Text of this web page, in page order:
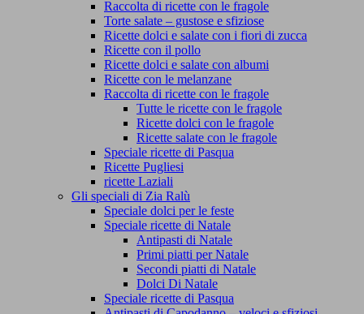
Raccolta di ricette con le fragole
Torte salate – gustose e sfiziose
Ricette dolci e salate con i fiori di zucca
Ricette con il pollo
Ricette dolci e salate con albumi
Ricette con le melanzane
Raccolta di ricette con le fragole
Tutte le ricette con le fragole
Ricette dolci con le fragole
Ricette salate con le fragole
Speciale ricette di Pasqua
Ricette Pugliesi
ricette Laziali
Gli speciali di Zia Ralù
Speciale dolci per le feste
Speciale ricette di Natale
Antipasti di Natale
Primi piatti per Natale
Secondi piatti di Natale
Dolci Di Natale
Speciale ricette di Pasqua